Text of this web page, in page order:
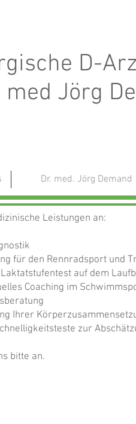
D-
med Jörg
Dr. med. Jörg Demand
Leistungen an:
für den Rennradsport und
auf dem
Coaching im
Ihrer
zur
bitte an.